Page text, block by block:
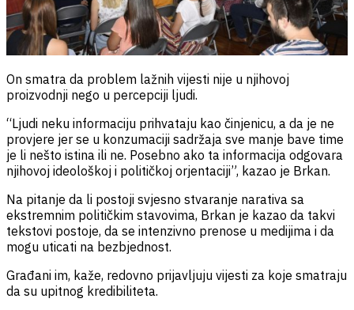
On smatra da problem lažnih vijesti nije u njihovoj
proizvodnji nego u percepciji ljudi.
“Ljudi neku informaciju prihvataju kao činjenicu, a da je ne
provjere jer se u konzumaciji sadržaja sve manje bave time
je li nešto istina ili ne. Posebno ako ta informacija odgovara
njihovoj ideološkoj i političkoj orjentaciji”, kazao je Brkan.
Na pitanje da li postoji svjesno stvaranje narativa sa
ekstremnim političkim stavovima, Brkan je kazao da takvi
tekstovi postoje, da se intenzivno prenose u medijima i da
mogu uticati na bezbjednost.
Građani im, kaže, redovno prijavljuju vijesti za koje smatraju
da su upitnog kredibiliteta.